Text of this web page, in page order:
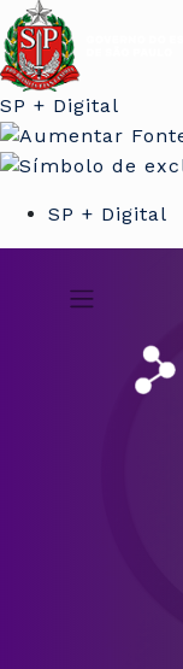
SP + Digital
SP + Digital